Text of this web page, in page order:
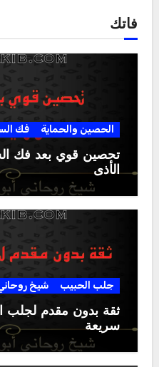
فاتك
الحصين والحماية فك
تحصين قوي بعد فك
الأذى
جلب الحبيب شيخ
ثقة بدون مقدم لجلب
سريعة